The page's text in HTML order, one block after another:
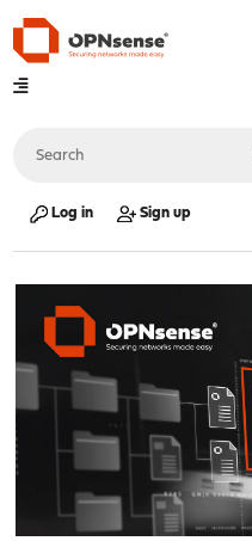
Log in Sign up